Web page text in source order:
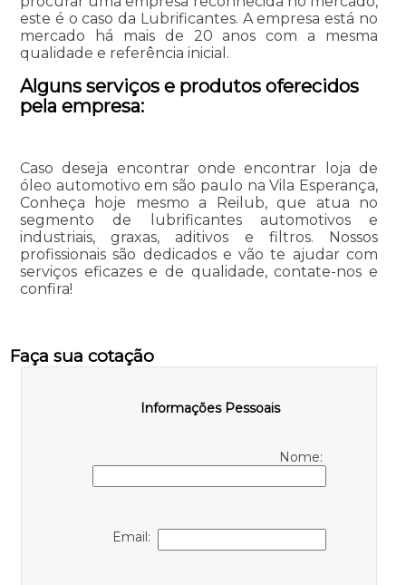
este é o caso da Lubrificantes. A empresa está no
mercado há mais de 20 anos com a mesma
qualidade e referência inicial.
Alguns serviços e produtos oferecidos
pela empresa:
Caso deseja encontrar onde encontrar loja de
óleo automotivo em são paulo na Vila Esperança,
Conheça hoje mesmo a Reilub, que atua no
segmento de lubrificantes automotivos e
industriais, graxas, aditivos e filtros. Nossos
profissionais são dedicados e vão te ajudar com
serviços eficazes e de qualidade, contate-nos e
confira!
Faça sua cotação
Informações Pessoais
Nome:
Email: